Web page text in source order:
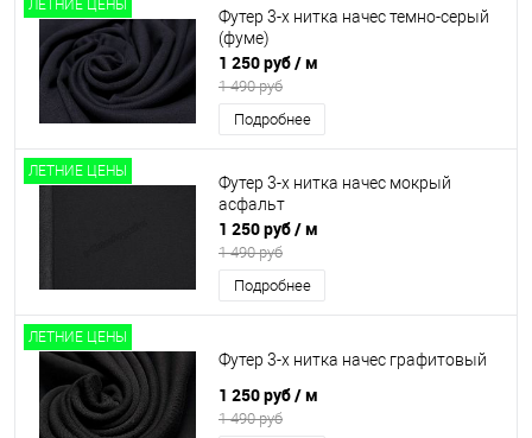
ЛЕТНИЕ ЦЕНЫ
Футер 3-х нитка начес темно-серый
(фуме)
1 250 руб/ м
1 490 руб
Подробнее
ЛЕТНИЕ ЦЕНЫ
Футер 3-х нитка начес мокрый
асфальт
1 250 руб/ м
1 490 руб
Подробнее
ЛЕТНИЕ ЦЕНЫ
Футер 3-х нитка начес графитовый
1 250 руб/ м
1 490 руб